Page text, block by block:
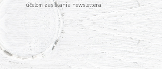
účelom zasielania newslettera.